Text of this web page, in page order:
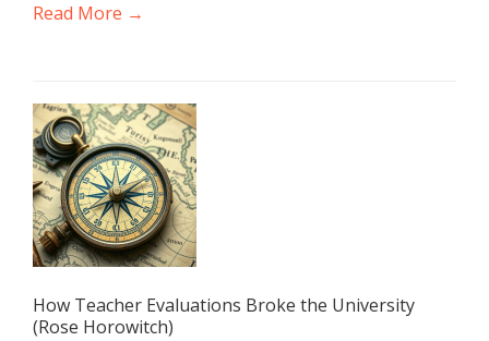
Read More →
How Teacher Evaluations Broke the University
(Rose Horowitch)